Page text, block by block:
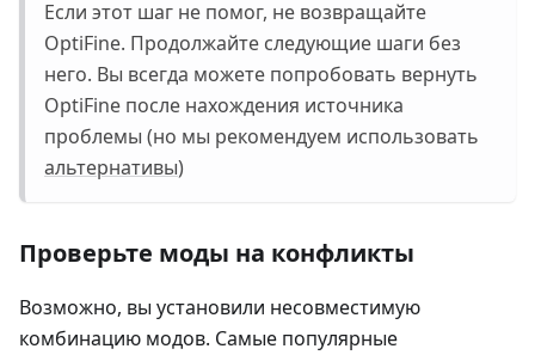
Если этот шаг не помог, не возвращайте
OptiFine. Продолжайте следующие шаги без
него. Вы всегда можете попробовать вернуть
OptiFine после нахождения источника
проблемы (но мы рекомендуем использовать
альтернативы)
Проверьте моды на конфликты
Возможно, вы установили несовместимую
комбинацию модов. Самые популярные